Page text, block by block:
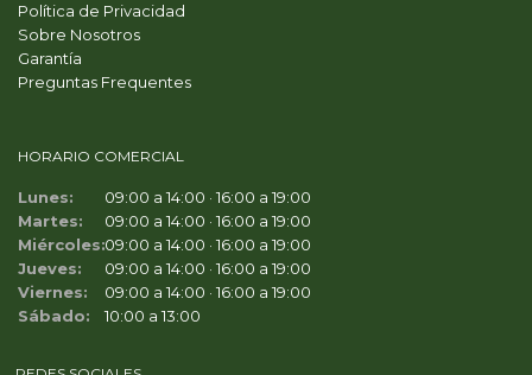
Política de Privacidad
Sobre Nosotros
Garantía
Preguntas Frequentes
HORARIO COMERCIAL
Lunes:
09:00 a 14:00 · 16:00 a 19:00
Martes:
09:00 a 14:00 · 16:00 a 19:00
Miércoles:09:00 a 14:00 · 16:00 a 19:00
Jueves:
09:00 a 14:00 · 16:00 a 19:00
Viernes:
09:00 a 14:00 · 16:00 a 19:00
Sábado:
10:00 a 13:00